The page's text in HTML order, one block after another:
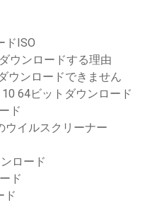
ドISO
ウンロードする理由
ウンロードできません
64ビットダウンロード
ド
ウイルスクリーナー
ロード
ド
ド